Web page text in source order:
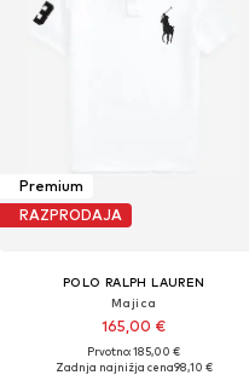
Premium
RAZPRODAJA
POLO RALPH LAUREN
Majica
165,00 €
Prvotno: 185,00 €
Zadnja najnižja cena98,10 €